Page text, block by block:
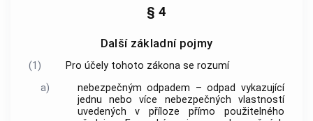
§ 4
Další základní pojmy
(1)
Pro účely tohoto zákona se rozumí
a)
nebezpečným odpadem – odpad vykazující
jednu nebo více nebezpečných vlastností
uvedených v příloze přímo použitelného